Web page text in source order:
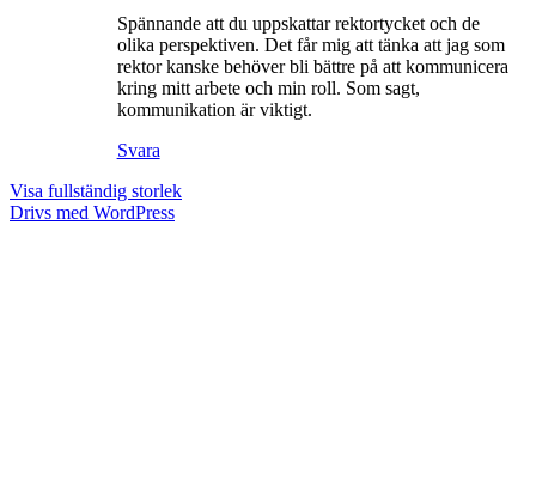
Spännande att du uppskattar rektortycket och de
olika perspektiven. Det får mig att tänka att jag som
rektor kanske behöver bli bättre på att kommunicera
kring mitt arbete och min roll. Som sagt,
kommunikation är viktigt.
Svara
Visa fullständig storlek
Drivs med WordPress